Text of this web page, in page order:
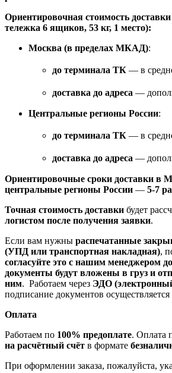
Ориентировочная стоимость
тележка 6 ящиков, 53 кг, 1 место):
Москва (в пределах МКАД):
до терминала ТК — в
доставка до адреса —
Центральные регионы России:
до терминала ТК — в
доставка до адреса —
Ориентировочные сроки доставки в
центральные регионы России — 5-7
Точная стоимость доставки будет
логистом после получения заявки.
Если вам нужны распечатанные
(УПД или транспортная накладная),
согласуйте это с нашим менеджером
документы будут вложены в груз и
ним. Работаем через ЭДО
подписание документов
Оплата
Работаем по 100% предоплате. Оплата
на расчётный счёт в формате
При оформлении заказа, пожалуйста,